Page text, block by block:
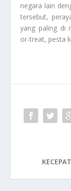
negara lain
tersebut,
yang paling di
or-treat, pesta